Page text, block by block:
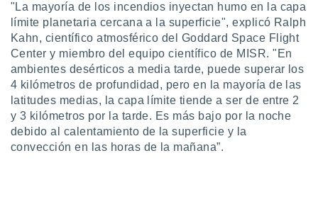
u
datos
momento
en
en
en
"La mayoría de los incendios inyectan humo en la capa
límite planetaria cercana a la superficie", explicó Ralph
Kahn, científico atmosférico del Goddard Space Flight
Center y miembro del equipo científico de MISR. "En
ambientes desérticos a media tarde, puede superar los
4 kilómetros de profundidad, pero en la mayoría de las
latitudes medias, la capa límite tiende a ser de entre 2
y 3 kilómetros por la tarde. Es más bajo por la noche
debido al calentamiento de la superficie y la
convección en las horas de la mañana”.